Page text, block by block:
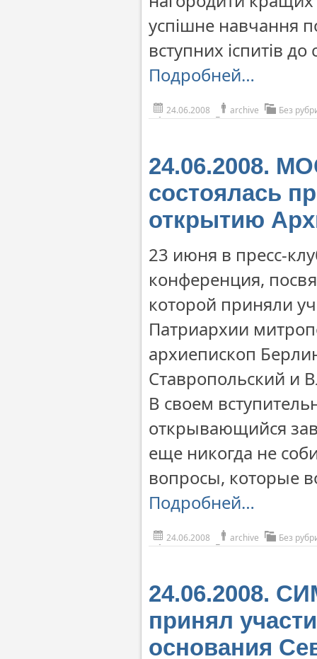
успішне навчання
вступних іспитів
Подробней…
24.06.2008 archive Без
24.06.2008.
состоялась
открытию
23 июня в пресс-
конференция,
которой приняли
Патриархии
архиепископ
Ставропольский и
В своем
открывающийся
еще никогда не
вопросы, которые
Подробней…
24.06.2008 archive Без
24.06.2008.
принял
основания